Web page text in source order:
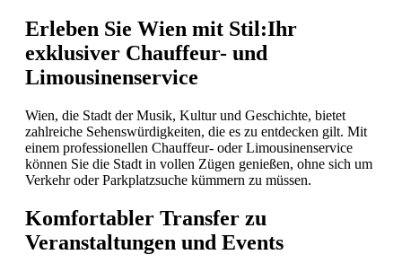
Erleben Sie Wien mit Stil:Ihr
exklusiver Chauffeur- und
Limousinenservice
Wien, die Stadt der Musik, Kultur und Geschichte, bietet
zahlreiche Sehenswürdigkeiten, die es zu entdecken gilt. Mit
einem professionellen Chauffeur- oder Limousinenservice
können Sie die Stadt in vollen Zügen genießen, ohne sich um
Verkehr oder Parkplatzsuche kümmern zu müssen.​
Komfortabler Transfer zu
Veranstaltungen und Events